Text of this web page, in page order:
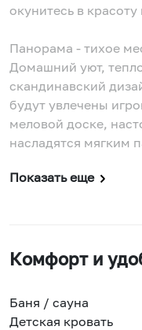
окунитесь в красоту
Панорама - тихое
Домашний уют,
скандинавский
будут увлечены
меловой доске,
насладятся мягким
Показать еще
Комфорт и
Баня / сауна
Детская кровать